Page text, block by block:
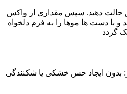
دهید. سپس مقداری از واکس
موها را به فرم دلخواه
حس خشکی یا شکنندگی